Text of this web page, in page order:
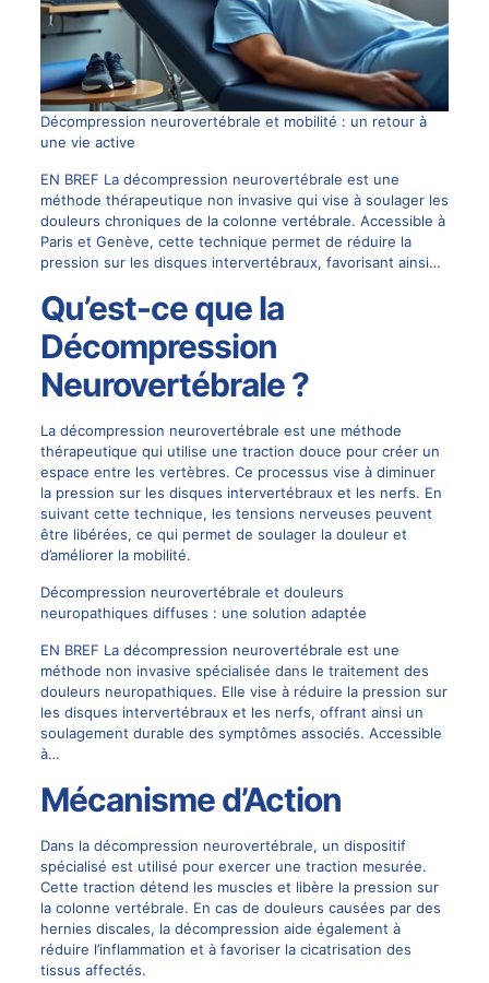
Décompression neurovertébrale et mobilité : un retour à
une vie active
EN BREF La décompression neurovertébrale est une
méthode thérapeutique non invasive qui vise à soulager les
douleurs chroniques de la colonne vertébrale. Accessible à
Paris et Genève, cette technique permet de réduire la
pression sur les disques intervertébraux, favorisant ainsi…
Qu’est-ce que la
Décompression
Neurovertébrale ?
La décompression neurovertébrale est une méthode
thérapeutique qui utilise une traction douce pour créer un
espace entre les vertèbres. Ce processus vise à diminuer
la pression sur les disques intervertébraux et les nerfs. En
suivant cette technique, les tensions nerveuses peuvent
être libérées, ce qui permet de soulager la douleur et
d’améliorer la mobilité.
Décompression neurovertébrale et douleurs
neuropathiques diffuses : une solution adaptée
EN BREF La décompression neurovertébrale est une
méthode non invasive spécialisée dans le traitement des
douleurs neuropathiques. Elle vise à réduire la pression sur
les disques intervertébraux et les nerfs, offrant ainsi un
soulagement durable des symptômes associés. Accessible
à…
Mécanisme d’Action
Dans la décompression neurovertébrale, un dispositif
spécialisé est utilisé pour exercer une traction mesurée.
Cette traction détend les muscles et libère la pression sur
la colonne vertébrale. En cas de douleurs causées par des
hernies discales, la décompression aide également à
réduire l’inflammation et à favoriser la cicatrisation des
tissus affectés.